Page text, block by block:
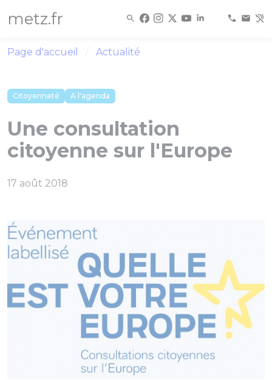
metz.fr
Page d'accueil Actualité
Citoyenneté A l'agenda
Une consultation
citoyenne sur l'Europe
17 août 2018